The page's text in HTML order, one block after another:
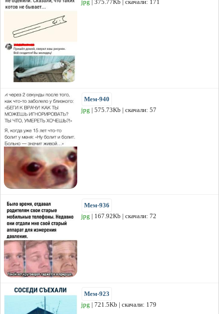
jpg | 375.77Kb | скачали: 171
Мем-940
jpg | 575.73Kb | скачали: 57
Мем-936
jpg | 167.92Kb | скачали: 72
Мем-923
jpg | 721.5Kb | скачали: 179